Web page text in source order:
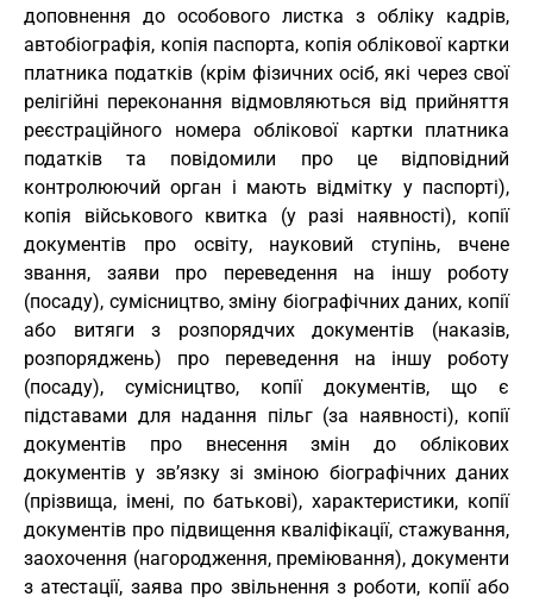
доповнення до особового листка з обліку кадрів,
автобіографія, копія паспорта, копія облікової картки
платника податків (крім фізичних осіб, які через свої
релігійні переконання відмовляються від прийняття
реєстраційного номера облікової картки платника
податків та повідомили про це відповідний
контролюючий орган і мають відмітку у паспорті),
копія військового квитка (у разі наявності), копії
документів про освіту, науковий ступінь, вчене
звання, заяви про переведення на іншу роботу
(посаду), сумісництво, зміну біографічних даних, копії
або витяги з розпорядчих документів (наказів,
розпоряджень) про переведення на іншу роботу
(посаду), сумісництво, копії документів, що є
підставами для надання пільг (за наявності), копії
документів про внесення змін до облікових
документів у зв’язку зі зміною біографічних даних
(прізвища, імені, по батькові), характеристики, копії
документів про підвищення кваліфікації, стажування,
заохочення (нагородження, преміювання), документи
з атестації, заява про звільнення з роботи, копії або